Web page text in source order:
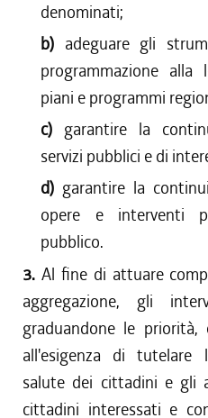
denominati;
b) adeguare gli
programmazione alla
piani e programmi
c) garantire la
servizi pubblici e di
d) garantire la
opere e interventi
pubblico.
3. Al fine di attuare
aggregazione, gli
graduandone le priorità,
all'esigenza di tutelare
salute dei cittadini e gli
cittadini interessati e